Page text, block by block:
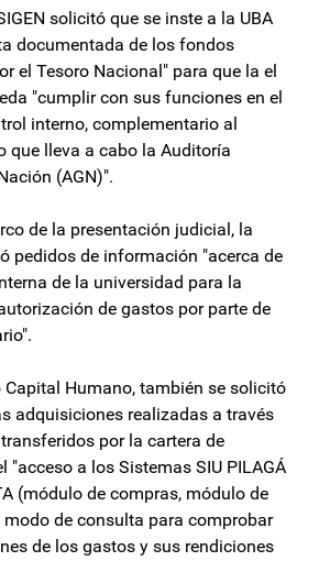
solicitó que se inste a la UBA
documentada de los fondos
el Tesoro Nacional" para que la el
"cumplir con sus funciones en el
interno, complementario al
que lleva a cabo la Auditoría
(AGN)".
de la presentación judicial, la
pedidos de información "acerca de
de la universidad para la
de gastos por parte de
Capital Humano, también se solicitó
adquisiciones realizadas a través
por la cartera de
"acceso a los Sistemas SIU PILAGÁ
(módulo de compras, módulo de
de consulta para comprobar
de los gastos y sus rendiciones